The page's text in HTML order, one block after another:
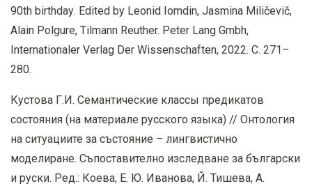
90th birthday. Edited by Leonid Iomdin, Jasmina Miličevič,
Alain Polgure, Tilmann Reuther. Peter Lang Gmbh,
Internationaler Verlag Der Wissenschaften, 2022. С. 271–
280.
Кустова Г.И. Семантические классы предикатов
состояния (на материале русского языка) // Онтология
на ситуациите за състояние – лингвистично
моделиране. Съпоставително изследване за български
и руски. Ред.: Коева, Е. Ю. Иванова, Й. Тишева, А.